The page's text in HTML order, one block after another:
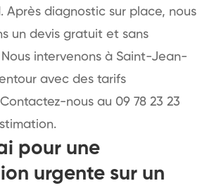
Après diagnostic sur place, nous
un devis gratuit et sans
intervenons à Saint-Jean-
avec des tarifs
nous au 09 78 23 23
pour une
urgente sur un